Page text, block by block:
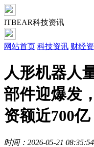
ITBEAR科技资讯
网站首页 科技资讯 财经
人形机器人
部件迎爆发
资额近700亿
时间：2026-05-21 08:35:54